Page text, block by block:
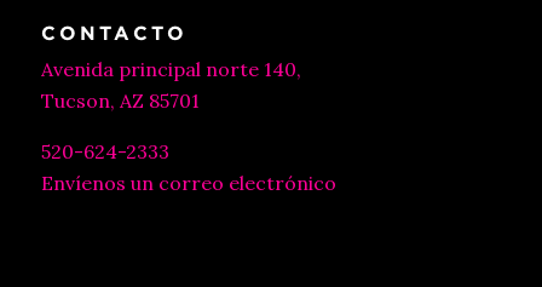
CONTACTO
Avenida principal norte 140,
Tucson, AZ 85701
520-624-2333
Envíenos un correo electrónico